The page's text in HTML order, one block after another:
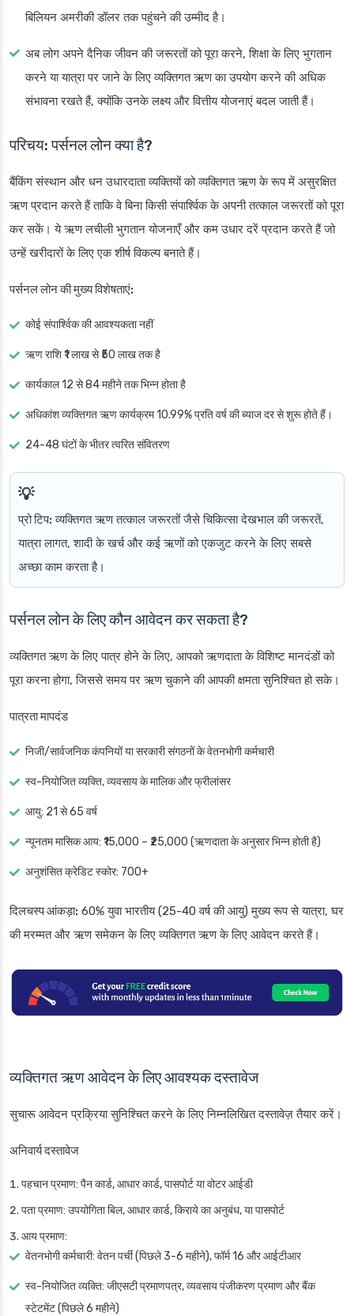
बिलियन अमरीकी डॉलर तक पहुंचने की उम्मीद है।
अब लोग अपने दैनिक जीवन की जरूरतों को पूरा करने, शिक्षा के लिए भुगतान
करने या यात्रा पर जाने के लिए व्यक्तिगत ऋण का उपयोग करने की अधिक
संभावना रखते हैं, क्योंकि उनके लक्ष्य और वित्तीय योजनाएं बदल जाती हैं।
परिचय: पर्सनल लोन क्या है?
बैंकिंग संस्थान और धन उधारदाता व्यक्तियों को व्यक्तिगत ऋण के रूप में असुरक्षित
ऋण प्रदान करते हैं ताकि वे बिना किसी संपार्श्विक के अपनी तत्काल जरूरतों को पूरा
कर सकें। ये ऋण लचीली भुगतान योजनाएँ और कम उधार दरें प्रदान करते हैं जो
उन्हें खरीदारों के लिए एक शीर्ष विकल्प बनाते हैं।
पर्सनल लोन की मुख्य विशेषताएं:
कोई संपार्श्विक की आवश्यकता नहीं
ऋण राशि ₹1 लाख से ₹50 लाख तक है
कार्यकाल 12 से 84 महीने तक भिन्न होता है
अधिकांश व्यक्तिगत ऋण कार्यक्रम 10.99% प्रति वर्ष की ब्याज दर से शुरू होते हैं।
24-48 घंटों के भीतर त्वरित संवितरण
प्रो टिप: व्यक्तिगत ऋण तत्काल जरूरतों जैसे चिकित्सा देखभाल की जरूरतें,
यात्रा लागत, शादी के खर्च और कई ऋणों को एकजुट करने के लिए सबसे
अच्छा काम करता है।
पर्सनल लोन के लिए कौन आवेदन कर सकता है?
व्यक्तिगत ऋण के लिए पात्र होने के लिए, आपको ऋणदाता के विशिष्ट मानदंडों को
पूरा करना होगा, जिससे समय पर ऋण चुकाने की आपकी क्षमता सुनिश्चित हो सके।
पात्रता मापदंड
निजी/सार्वजनिक कंपनियों या सरकारी संगठनों के वेतनभोगी कर्मचारी
स्व-नियोजित व्यक्ति, व्यवसाय के मालिक और फ्रीलांसर
आयु: 21 से 65 वर्ष
न्यूनतम मासिक आय: ₹15,000 – ₹25,000 (ऋणदाता के अनुसार भिन्न होती है)
अनुशंसित क्रेडिट स्कोर: 700+
दिलचस्प आंकड़ा: 60% युवा भारतीय (25-40 वर्ष की आयु) मुख्य रूप से यात्रा, घर
की मरम्मत और ऋण समेकन के लिए व्यक्तिगत ऋण के लिए आवेदन करते हैं।
व्यक्तिगत ऋण आवेदन के लिए आवश्यक दस्तावेज
सुचारू आवेदन प्रक्रिया सुनिश्चित करने के लिए निम्नलिखित दस्तावेज़ तैयार करें।
अनिवार्य दस्तावेज
पहचान प्रमाण: पैन कार्ड, आधार कार्ड, पासपोर्ट या वोटर आईडी
पता प्रमाण: उपयोगिता बिल, आधार कार्ड, किराये का अनुबंध, या पासपोर्ट
आय प्रमाण:
वेतनभोगी कर्मचारी: वेतन पर्ची (पिछले 3-6 महीने), फॉर्म 16 और आईटीआर
स्व-नियोजित व्यक्ति: जीएसटी प्रमाणपत्र, व्यवसाय पंजीकरण प्रमाण और बैंक
स्टेटमेंट (पिछले 6 महीने)